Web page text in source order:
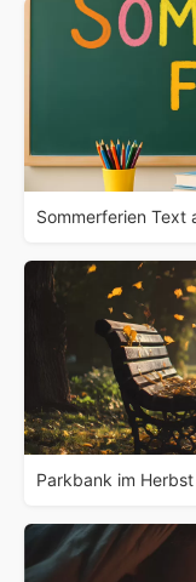
Sommerferien Text
Parkbank im